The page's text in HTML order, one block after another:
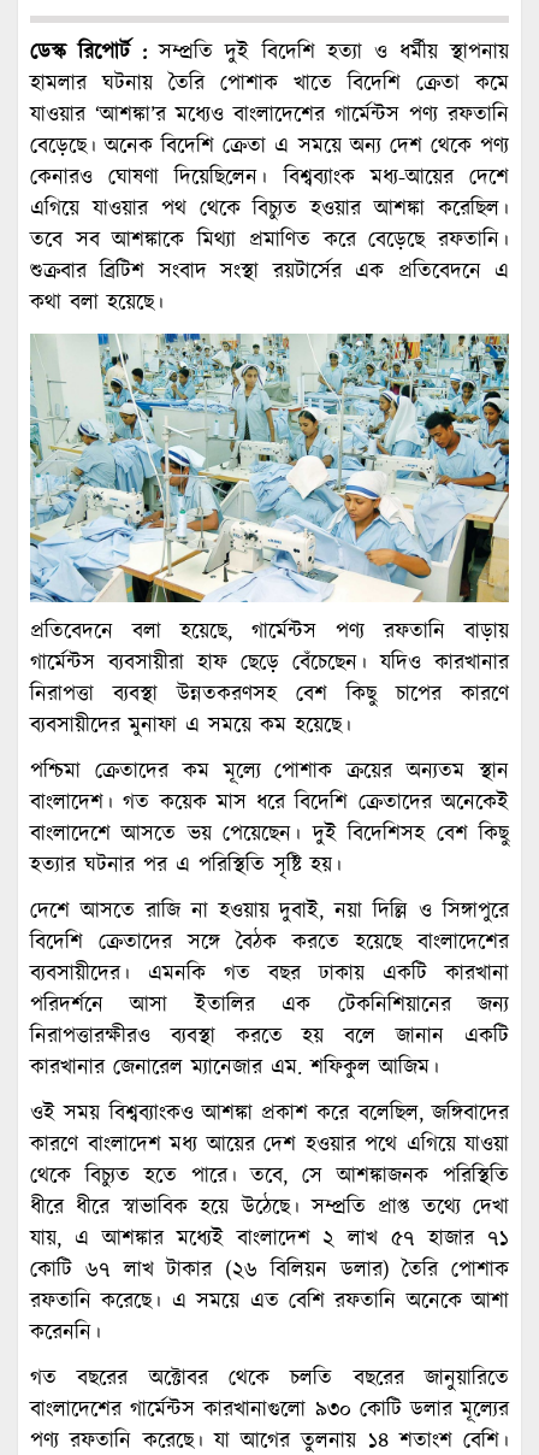
ডেস্ক রিপোর্ট : সম্প্রতি দুই বিদেশি হত্যা ও ধর্মীয় স্থাপনায়
হামলার ঘটনায় তৈরি পোশাক খাতে বিদেশি ক্রেতা কমে
যাওয়ার ‘আশঙ্কা’র মধ্যেও বাংলাদেশের গার্মেন্টস পণ্য রফতানি
বেড়েছে। অনেক বিদেশি ক্রেতা এ সময়ে অন্য দেশ থেকে পণ্য
কেনারও ঘোষণা দিয়েছিলেন। বিশ্বব্যাংক মধ্য-আয়ের দেশে
এগিয়ে যাওয়ার পথ থেকে বিচ্যুত হওয়ার আশঙ্কা করেছিল।
তবে সব আশঙ্কাকে মিথ্যা প্রমাণিত করে বেড়েছে রফতানি।
শুক্রবার ব্রিটিশ সংবাদ সংস্থা রয়টার্সের এক প্রতিবেদনে এ
কথা বলা হয়েছে।
প্রতিবেদনে বলা হয়েছে, গার্মেন্টস পণ্য রফতানি বাড়ায়
গার্মেন্টস ব্যবসায়ীরা হাফ ছেড়ে বেঁচেছেন। যদিও কারখানার
নিরাপত্তা ব্যবস্থা উন্নতকরণসহ বেশ কিছু চাপের কারণে
ব্যবসায়ীদের মুনাফা এ সময়ে কম হয়েছে।
পশ্চিমা ক্রেতাদের কম মূল্যে পোশাক ক্রয়ের অন্যতম স্থান
বাংলাদেশ। গত কয়েক মাস ধরে বিদেশি ক্রেতাদের অনেকেই
বাংলাদেশে আসতে ভয় পেয়েছেন। দুই বিদেশিসহ বেশ কিছু
হত্যার ঘটনার পর এ পরিস্থিতি সৃষ্টি হয়।
দেশে আসতে রাজি না হওয়ায় দুবাই, নয়া দিল্লি ও সিঙ্গাপুরে
বিদেশি ক্রেতাদের সঙ্গে বৈঠক করতে হয়েছে বাংলাদেশের
ব্যবসায়ীদের। এমনকি গত বছর ঢাকায় একটি কারখানা
পরিদর্শনে আসা ইতালির এক টেকনিশিয়ানের জন্য
নিরাপত্তারক্ষীরও ব্যবস্থা করতে হয় বলে জানান একটি
কারখানার জেনারেল ম্যানেজার এম. শফিকুল আজিম।
ওই সময় বিশ্বব্যাংকও আশঙ্কা প্রকাশ করে বলেছিল, জঙ্গিবাদের
কারণে বাংলাদেশ মধ্য আয়ের দেশ হওয়ার পথে এগিয়ে যাওয়া
থেকে বিচ্যুত হতে পারে। তবে, সে আশঙ্কাজনক পরিস্থিতি
ধীরে ধীরে স্বাভাবিক হয়ে উঠেছে। সম্প্রতি প্রাপ্ত তথ্যে দেখা
যায়, এ আশঙ্কার মধ্যেই বাংলাদেশ ২ লাখ ৫৭ হাজার ৭১
কোটি ৬৭ লাখ টাকার (২৬ বিলিয়ন ডলার) তৈরি পোশাক
রফতানি করেছে। এ সময়ে এত বেশি রফতানি অনেকে আশা
করেননি।
গত বছরের অক্টোবর থেকে চলতি বছরের জানুয়ারিতে
বাংলাদেশের গার্মেন্টস কারখানাগুলো ৯৩০ কোটি ডলার মূল্যের
পণ্য রফতানি করেছে। যা আগের তুলনায় ১৪ শতাংশ বেশি।